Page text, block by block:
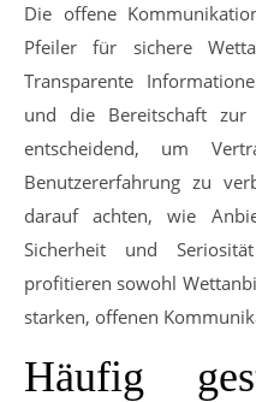
Die offene
Pfeiler für sichere
Transparente
und die Bereitschaft
entscheidend, um
Benutzererfahrung zu
darauf achten, wie
Sicherheit und
profitieren sowohl
starken, offenen
Häufig